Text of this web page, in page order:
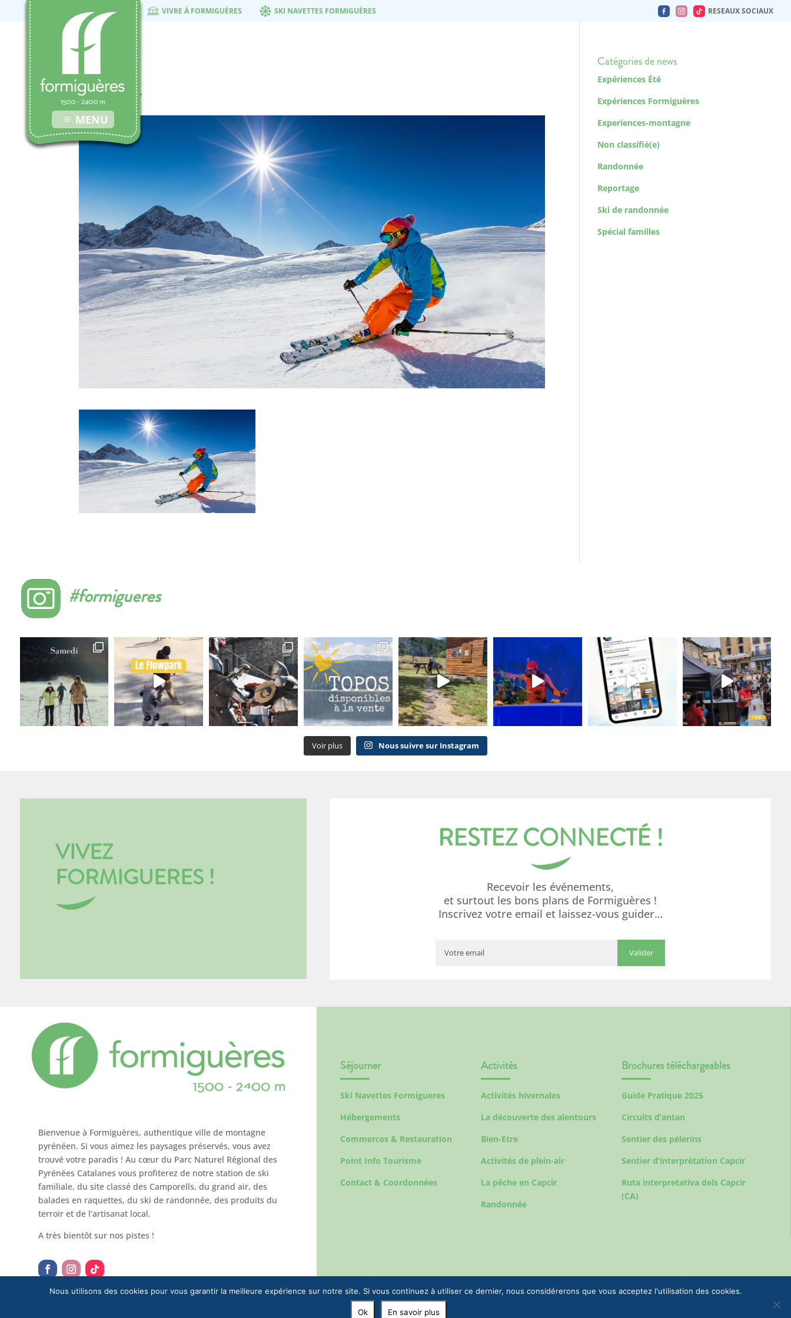
MENU
VIVRE À FORMIGUÈRES SKI NAVETTES FORMIGUÈRES RESEAUX SOCIAUX
25 octobre 2017
Catégories de news
Expériences Été
Expériences Formiguères
Experiences-montagne
Non classifié(e)
Randonnée
Reportage
Ski de randonnée
Spécial familles
#formigueres
Voir plus Nous suivre sur Instagram
VIVEZ
FORMIGUERES !
RESTEZ CONNECTÉ !
Recevoir les événements,
et surtout les bons plans de Formiguères !
Inscrivez votre email et laissez-vous guider…
Bienvenue à Formiguères, authentique ville de montagne
pyrénéen. Si vous aimez les paysages préservés, vous avez
trouvé votre paradis ! Au cœur du Parc Naturel Régional des
Pyrénées Catalanes vous profiterez de notre station de ski
familiale, du site classé des Camporells, du grand air, des
balades en raquettes, du ski de randonnée, des produits du
terroir et de l’artisanat local.
A très bientôt sur nos pistes !
Séjourner
Ski Navettes Formigueres
Hébergements
Commerces & Restauration
Point Info Tourisme
Contact & Coordonnées
Activités
Activités hivernales
La découverte des alentours
Bien-Etre
Activités de plein-air
La pêche en Capcir
Randonnée
Brochures téléchargeables
Guide Pratique 2025
Circuits d’antan
Sentier des pélerins
Sentier d’interprétation Capcir
Ruta interpretativa dels Capcir
(CA)
Nous utilisons des cookies pour vous garantir la meilleure expérience sur notre site. Si vous continuez à utiliser ce dernier, nous considérerons que vous acceptez l'utilisation des cookies.
Ok En savoir plus